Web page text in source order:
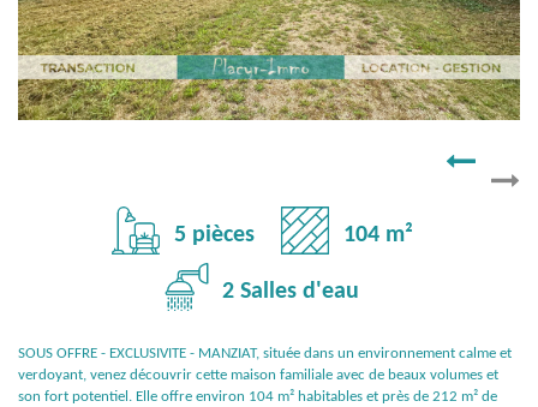
5 pièces 104 m²
2 Salles d'eau
SOUS OFFRE - EXCLUSIVITE - MANZIAT, située dans un environnement calme et
verdoyant, venez découvrir cette maison familiale avec de beaux volumes et
son fort potentiel. Elle offre environ 104 m² habitables et près de 212 m² de